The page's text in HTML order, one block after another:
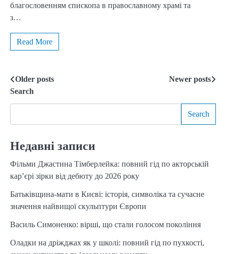
благословенням єпископа в православному храмі та
з…
Read More
Posts
Older posts
Newer posts
Search
Search
Недавні записи
Фільми Джастина Тімберлейка: повний гід по акторській
кар’єрі зірки від дебюту до 2026 року
Батьківщина-мати в Києві: історія, символіка та сучасне
значення найвищої скульптури Європи
Василь Симоненко: вірші, що стали голосом покоління
Оладки на дріжджах як у школі: повний гід по пухкості,